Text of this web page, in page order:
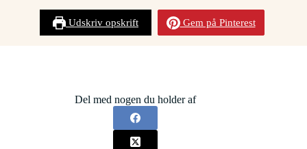
Udskriv opskrift Gem på Pinterest
Del med nogen du holder af